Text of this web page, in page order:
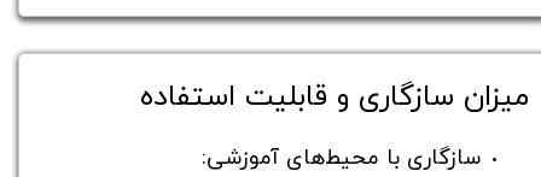
سازگاری با محیط‌های آموزشی:
میزان سازگاری و قابلیت استفاده